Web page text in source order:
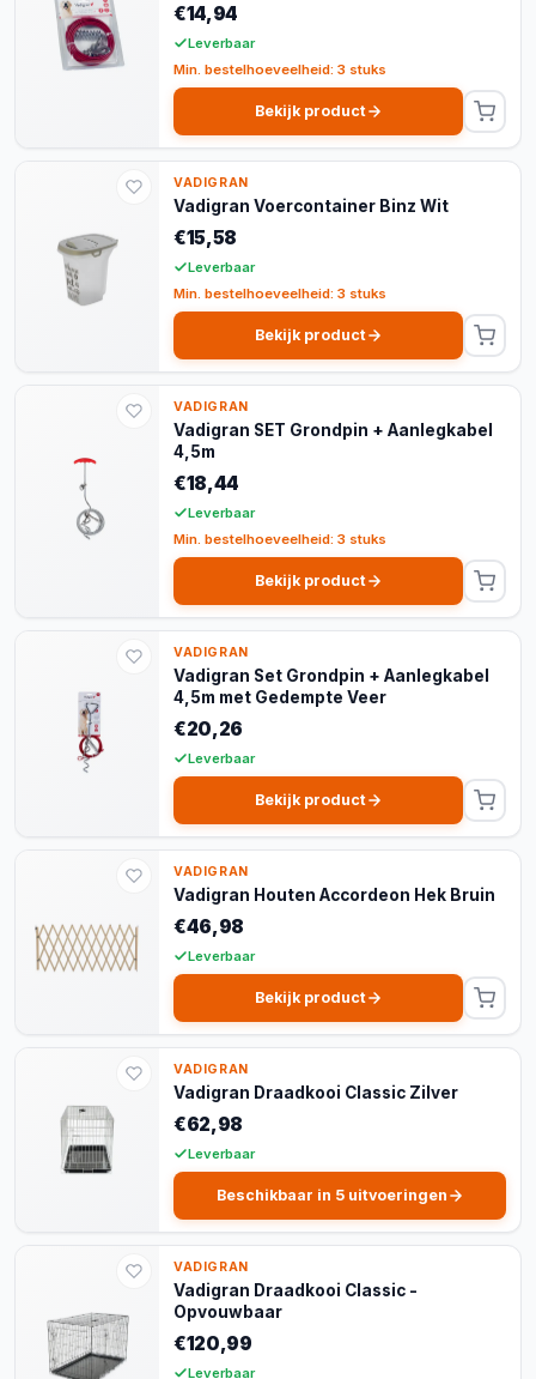
€14,94
Leverbaar
Min. bestelhoeveelheid: 3 stuks
Bekijk product
VADIGRAN
Vadigran Voercontainer Binz Wit
€15,58
Leverbaar
Min. bestelhoeveelheid: 3 stuks
Bekijk product
VADIGRAN
Vadigran SET Grondpin + Aanlegkabel
4,5m
€18,44
Leverbaar
Min. bestelhoeveelheid: 3 stuks
Bekijk product
VADIGRAN
Vadigran Set Grondpin + Aanlegkabel
4,5m met Gedempte Veer
€20,26
Leverbaar
Bekijk product
VADIGRAN
Vadigran Houten Accordeon Hek Bruin
€46,98
Leverbaar
Bekijk product
VADIGRAN
Vadigran Draadkooi Classic Zilver
€62,98
Leverbaar
Beschikbaar in 5 uitvoeringen
VADIGRAN
Vadigran Draadkooi Classic -
Opvouwbaar
€120,99
Leverbaar